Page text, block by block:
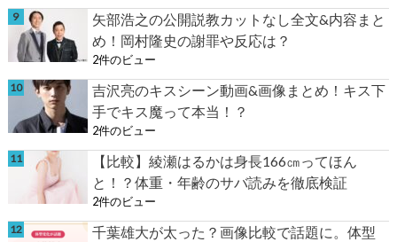
矢部浩之の公開説教カットなし全文&内容まと
め！岡村隆史の謝罪や反応は？
2件のビュー
吉沢亮のキスシーン動画&画像まとめ！キス下
手でキス魔って本当！？
2件のビュー
【比較】綾瀬はるかは身長166㎝ってほん
と！？体重・年齢のサバ読みを徹底検証
2件のビュー
千葉雄大が太った？画像比較で話題に。体型